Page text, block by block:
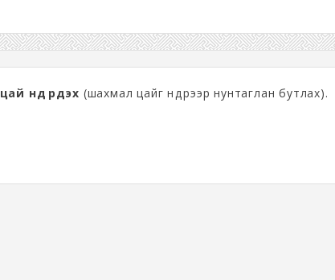
цай нүдүүрдэх (шахмал цайг нүдүүрээр нунтаглан бутлах).